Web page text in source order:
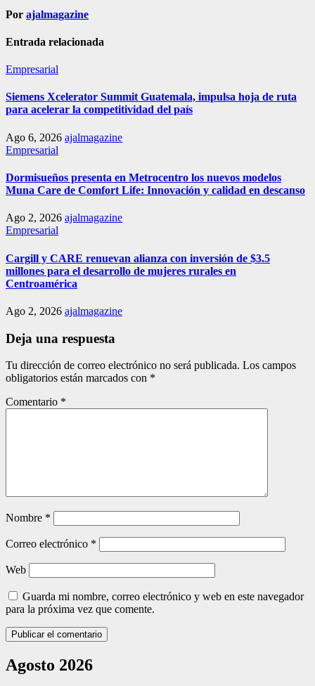
Por ajalmagazine
Entrada relacionada
Empresarial
Siemens Xcelerator Summit Guatemala, impulsa hoja de ruta
para acelerar la competitividad del país
Ago 6, 2026 ajalmagazine
Empresarial
Dormisueños presenta en Metrocentro los nuevos modelos
Muna Care de Comfort Life: Innovación y calidad en descanso
Ago 2, 2026 ajalmagazine
Empresarial
Cargill y CARE renuevan alianza con inversión de $3.5
millones para el desarrollo de mujeres rurales en
Centroamérica
Ago 2, 2026 ajalmagazine
Deja una respuesta
Tu dirección de correo electrónico no será publicada. Los campos
obligatorios están marcados con *
Comentario *
Nombre *
Correo electrónico *
Web
Guarda mi nombre, correo electrónico y web en este navegador
para la próxima vez que comente.
Agosto 2026